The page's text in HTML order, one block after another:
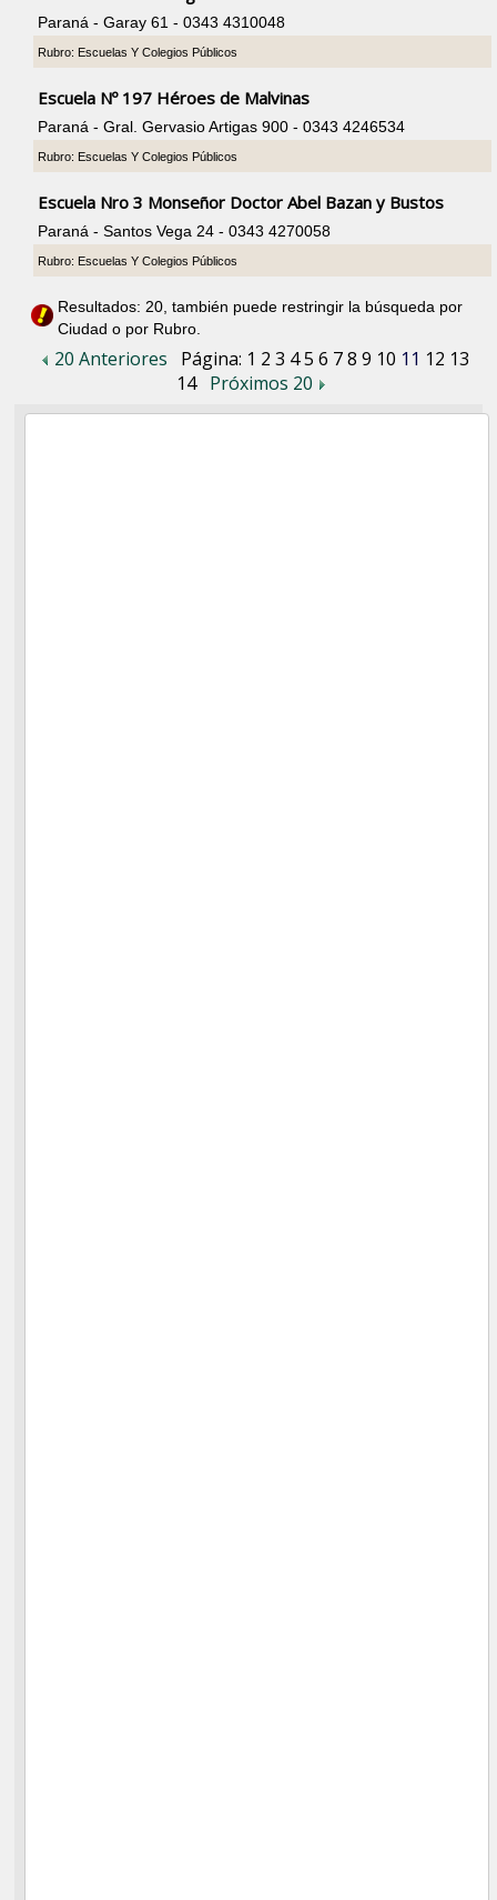
Paraná - Garay 61 - 0343 4310048
Rubro: Escuelas Y Colegios Públicos
Escuela Nº 197 Héroes de Malvinas
Paraná - Gral. Gervasio Artigas 900 - 0343 4246534
Rubro: Escuelas Y Colegios Públicos
Escuela Nro 3 Monseñor Doctor Abel Bazan y Bustos
Paraná - Santos Vega 24 - 0343 4270058
Rubro: Escuelas Y Colegios Públicos
Resultados: 20, también puede restringir la búsqueda por
Ciudad o por Rubro.
20 Anteriores Página: 1 2 3 45 6 78 9 10 11 12 13
14
Próximos 20